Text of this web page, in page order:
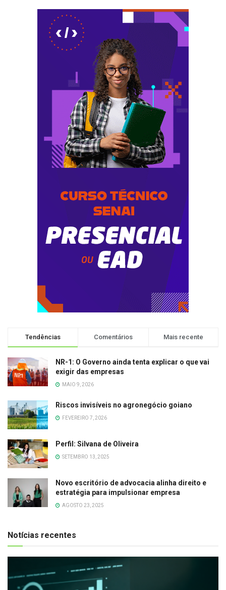
Tendências Comentários Mais recente
NR-1: O Governo ainda tenta explicar o que vai
exigir das empresas
MAIO 9, 2026
Riscos invisíveis no agronegócio goiano
FEVEREIRO 7, 2026
Perfil: Silvana de Oliveira
SETEMBRO 13, 2025
Novo escritório de advocacia alinha direito e
estratégia para impulsionar empresa
AGOSTO 23, 2025
Notícias recentes